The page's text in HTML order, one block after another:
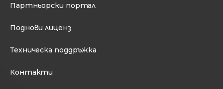
Партньорски портал
Поднови лиценз
Техническа поддръжка
Контакти